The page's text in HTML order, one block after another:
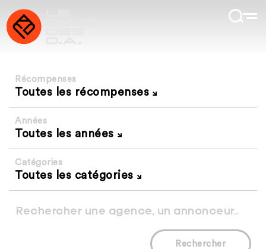
Récompenses
Toutes les récompenses
Années
Toutes les années
Catégories
Toutes les catégories
Rechercher